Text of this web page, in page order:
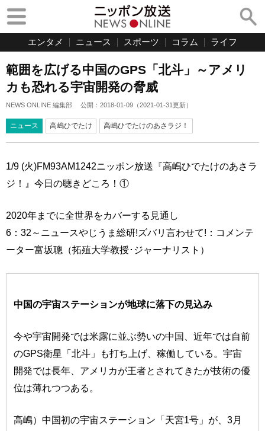
エンタメ ニュース スポーツ コラム ライフ
範囲を広げる中国のGPS「北斗」～アメリ
カも恐れる宇宙開発の脅威
NEWS ONLINE 編集部 公開： 2018-01-09 （2021-01-31更新）
ニュース 高嶋ひでたけ 高嶋ひでたけのあさラジ！
1/9 (火)FM93AM1242ニッポン放送『高嶋ひでたけのあさラ
ジ！』今日の聴きどころ！①
2020年までに全世界をカバーする見通し
6：32～ニュースやじうま総研!ズバリ言わせて!：コメンテ
ーター富坂聰（拓殖大学教授･ジャーナリスト）
中国の宇宙ステーションが地球に落下の見込み
今や宇宙開発では米露に並ぶ勢いの中国、近年では自前
のGPS衛星「北斗」も打ち上げ、稼働している。宇宙
開発では長年、アメリカが王者とされてきたが技術の優
位は薄れつつある。
高嶋）中国初の宇宙ステーション「天宮1号」が、3月